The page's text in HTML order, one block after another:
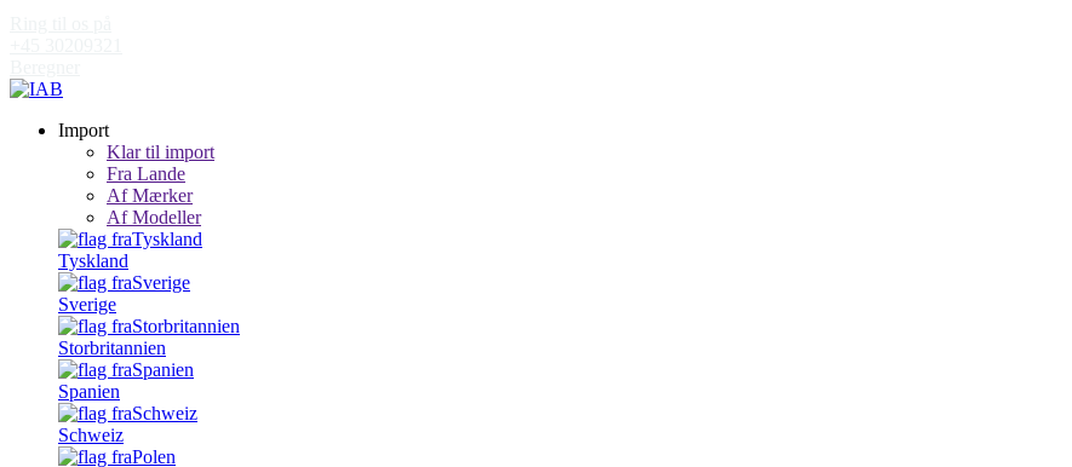
Import
Klar til import
Fra Lande
Af Mærker
Af Modeller
Tyskland
Sverige
Storbritannien
Spanien
Schweiz